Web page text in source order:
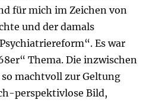
für mich im Zeichen von
und der damals
Es war
Thema. Die inzwischen
machtvoll zur Geltung
perspektivlose Bild,